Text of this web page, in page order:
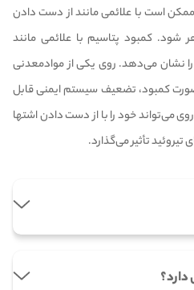
است با علائمی مانند از دست دادن
کمبود پتاسیم با علائمی مانند
نشان می‌دهد. روی یکی از مواد‌معدنی
کمبود، تضعیف سیستم ایمنی قابل
می‌تواند خود را با از دست دادن اشتها
تأثیر می‌گذارد.